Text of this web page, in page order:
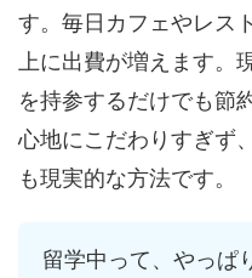
す。毎日カフェやレス
上に出費が増えます。
を持参するだけでも節
心地にこだわりすぎず
も現実的な方法です。
留学中って、やっぱ